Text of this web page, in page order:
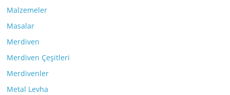
Malzemeler
Masalar
Merdiven
Merdiven Çeşitleri
Merdivenler
Metal Levha